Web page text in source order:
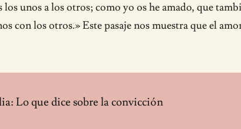
los unos a los otros; como yo os he amado, que
con los otros.» Este pasaje nos muestra que el
Lo que dice sobre la convicción